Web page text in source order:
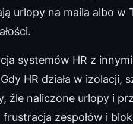
urlopy na maila albo
systemów HR z
HR działa w izolacji,
źle naliczone urlopy i
frustracja zespołów i